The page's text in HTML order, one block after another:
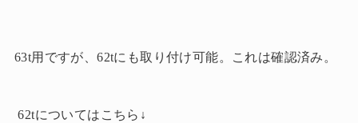
63t用ですが、62tにも取り付け可能。これは確認済み。
62tについてはこちら↓